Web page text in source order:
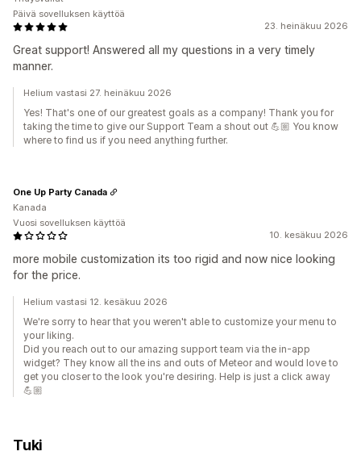
23. heinäkuu 2026
Great support! Answered all my questions in a very timely
manner.
Päivä sovelluksen käyttöä
Helium vastasi 27. heinäkuu 2026
Yes! That's one of our greatest goals as a company! Thank you for
taking the time to give our Support Team a shout out 💪🏼 You know
where to find us if you need anything further.
10. kesäkuu 2026
more mobile customization its too rigid and now nice looking
for the price.
One Up Party Canada
Kanada
Vuosi sovelluksen käyttöä
Helium vastasi 12. kesäkuu 2026
We're sorry to hear that you weren't able to customize your menu to
your liking.
Did you reach out to our amazing support team via the in-app
widget? They know all the ins and outs of Meteor and would love to
get you closer to the look you're desiring. Help is just a click away
💪🏼
Tuki